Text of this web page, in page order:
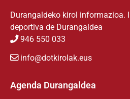
Durangaldeko kirol informazioa.
deportiva de Durangaldea
946 550 033
info@dotkirolak.eus
Agenda Durangaldea